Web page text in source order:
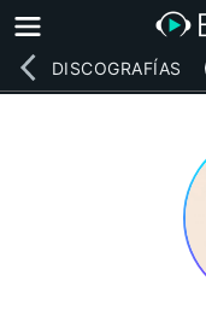
DISCOGRAFÍAS